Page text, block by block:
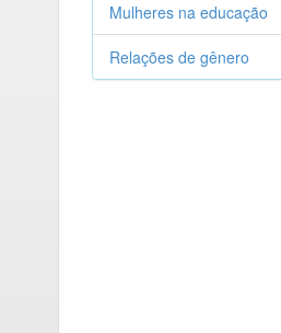
Mulheres na educação
Relações de gênero